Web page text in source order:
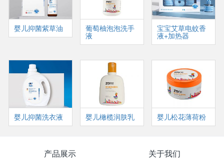
婴儿抑菌紫草油 葡萄柚泡泡洗手
液
宝宝艾草电蚊香
液+加热器
婴儿抑菌洗衣液 婴儿橄榄润肤乳 婴儿松花薄荷粉
产品展示 关于我们